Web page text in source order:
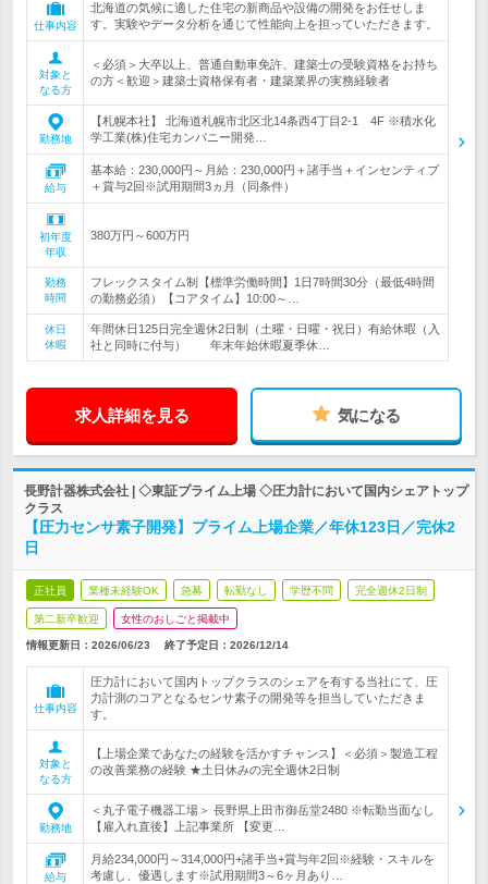
仕事内容
北海道の気候に適した住宅の新商品や設備の開発をお任せしま
す。実験やデータ分析を通じて性能向上を担っていただきます。
対象と
なる方
＜必須＞大卒以上、普通自動車免許、建築士の受験資格をお持ち
の方＜歓迎＞建築士資格保有者・建築業界の実務経験者
勤務地
【札幌本社】 北海道札幌市北区北14条西4丁目2-1 4F ※積水化
学工業(株)住宅カンパニー開発…
給与
基本給：230,000円～月給：230,000円＋諸手当＋インセンティブ
＋賞与2回※試用期間3ヵ月（同条件）
初年度
年収
380万円～600万円
勤務
時間
フレックスタイム制【標準労働時間】1日7時間30分（最低4時間
の勤務必須）【コアタイム】10:00～…
休日
休暇
年間休日125日完全週休2日制（土曜・日曜・祝日）有給休暇（入
社と同時に付与） 年末年始休暇夏季休…
求人詳細を見る 気になる
長野計器株式会社 | ◇東証プライム上場 ◇圧力計において国内シェアトップ
クラス
【圧力センサ素子開発】プライム上場企業／年休123日／完休2
日
正社員 業種未経験OK 急募 転勤なし 学歴不問 完全週休2日制
第二新卒歓迎 女性のおしごと掲載中
情報更新日：2026/06/23 終了予定日： 2026/12/14
仕事内容
圧力計において国内トップクラスのシェアを有する当社にて、圧
力計測のコアとなるセンサ素子の開発等を担当していただきま
す。
対象と
なる方
【上場企業であなたの経験を活かすチャンス】＜必須＞製造工程
の改善業務の経験 ★土日休みの完全週休2日制
勤務地
＜丸子電子機器工場＞ 長野県上田市御岳堂2480 ※転勤当面なし
【雇入れ直後】上記事業所 【変更…
給与
月給234,000円～314,000円+諸手当+賞与年2回※経験・スキルを
考慮し、優遇します※試用期間3～6ヶ月あり…